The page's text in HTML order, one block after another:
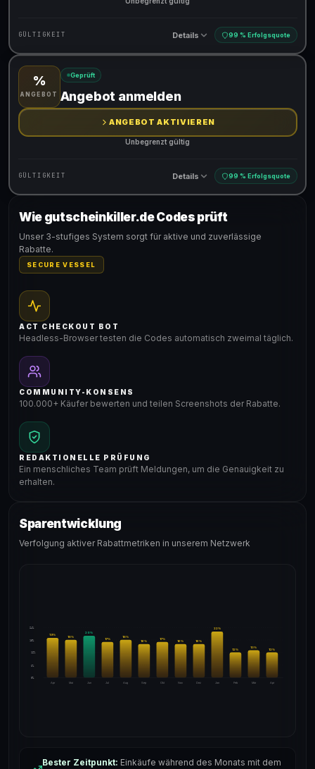
GÜLTIGKEIT Details 99 % Erfolgsquote
Gültig für teilnehmende Produkte
%
ANGEBOT
Geprüft
Angebot anmelden
ANGEBOT AKTIVIEREN
Unbegrenzt gültig
GÜLTIGKEIT Details 99 % Erfolgsquote
Gültig für teilnehmende Produkte
Wie gutscheinkiller.de Codes prüft
Unser 3-stufiges System sorgt für aktive und zuverlässige
Rabatte.
SECURE VESSEL
ACT CHECKOUT BOT
Headless-Browser testen die Codes automatisch zweimal täglich.
COMMUNITY-KONSENS
100.000+ Käufer bewerten und teilen Screenshots der Rabatte.
REDAKTIONELLE PRÜFUNG
Ein menschliches Team prüft Meldungen, um die Genauigkeit zu
erhalten.
Sparentwicklung
Verfolgung aktiver Rabattmetriken in unserem Netzwerk
24%
18%
12%
6%
0%
Apr
19%
Mai
18%
Jun
20%
Jul
17%
Aug
18%
Sep
16%
Okt
17%
Nov
16%
Dez
16%
Jan
22%
Feb
12%
Mär
13%
Apr
12%
Bester Zeitpunkt: Einkäufe während des Monats mit dem